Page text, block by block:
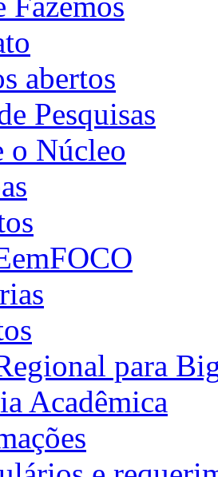
abertos
Pesquisas
o Núcleo
para
Acadêmica